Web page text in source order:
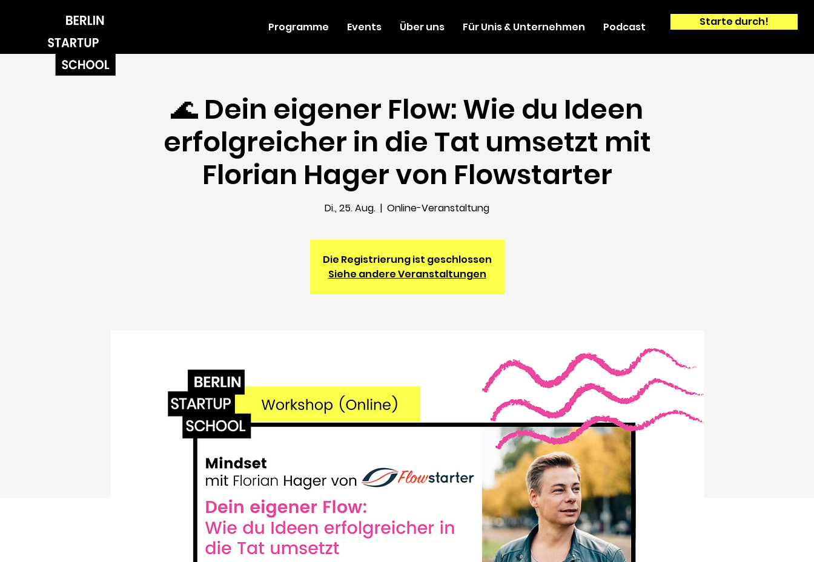
Programme Events Über uns Für Unis & Unternehmen Podcast Starte durch!
🌊 Dein eigener Flow: Wie du Ideen
erfolgreicher in die Tat umsetzt mit
Florian Hager von Flowstarter
Di., 25. Aug.
  |
Online-Veranstaltung
Die Registrierung ist geschlossen
Siehe andere Veranstaltungen